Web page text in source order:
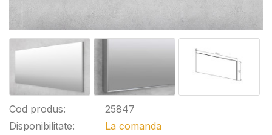
Cod produs:
Disponibilitate:
25847
La comanda